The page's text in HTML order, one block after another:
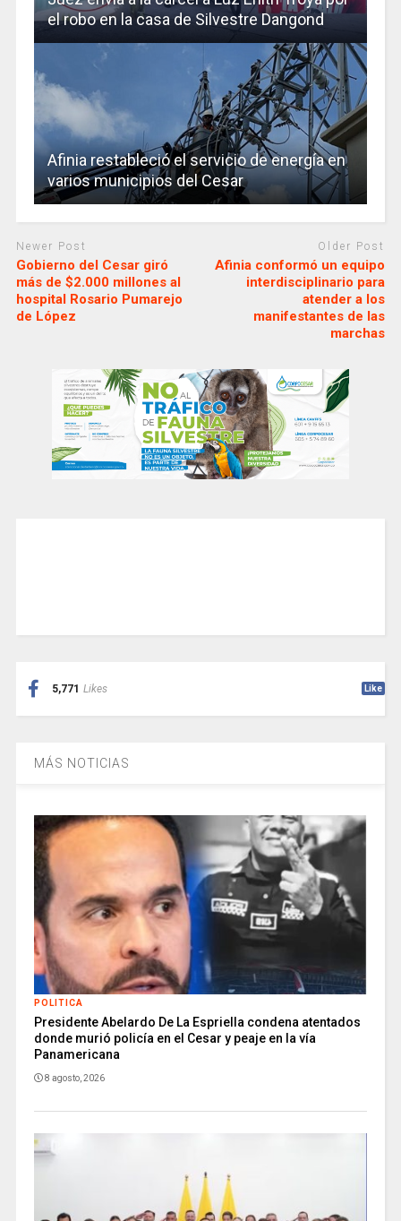
el robo en la casa de Silvestre Dangond
Afinia restableció el servicio de energía en
varios municipios del Cesar
Newer Post
Gobierno del Cesar giró
más de $2.000 millones al
hospital Rosario Pumarejo
de López
Older Post
Afinia conformó un equipo
interdisciplinario para
atender a los
manifestantes de las
marchas
5,771 Likes Like
MÁS NOTICIAS
POLITICA
Presidente Abelardo De La Espriella condena atentados
donde murió policía en el Cesar y peaje en la vía
Panamericana
8 agosto, 2026